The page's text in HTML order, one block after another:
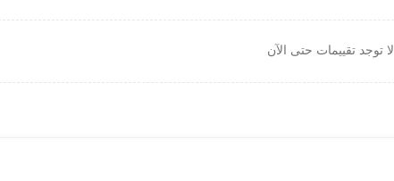
لا توجد تقييمات حتى الآن